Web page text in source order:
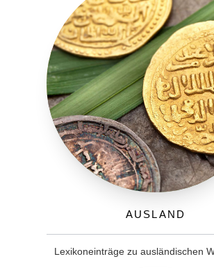
Ausland
Lexikoneinträge zu ausländischen